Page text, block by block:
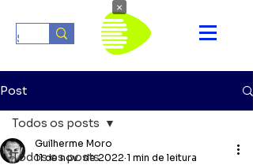
Post
Todos os posts
Todos os posts
Guilherme Moro
11 de nov. de 2022 1 min de leitura
×